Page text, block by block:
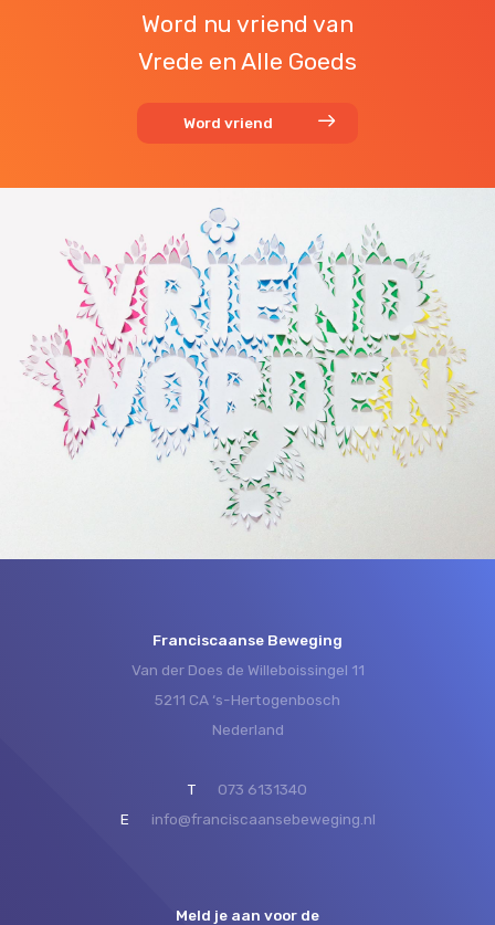
Word nu vriend van
Vrede en Alle Goeds
Word vriend
Franciscaanse Beweging
Van der Does de Willeboissingel 11
5211 CA ‘s-Hertogenbosch
Nederland
T
073 6131340
E
info@franciscaansebeweging.nl
Meld je aan voor de